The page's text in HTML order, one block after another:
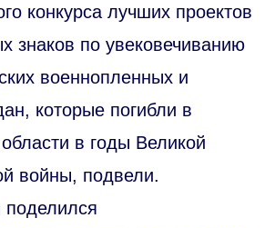
конкурса лучших проектов
знаков по увековечиванию
военнопленных и
которые погибли в
в годы Великой
войны, подвели.
поделился